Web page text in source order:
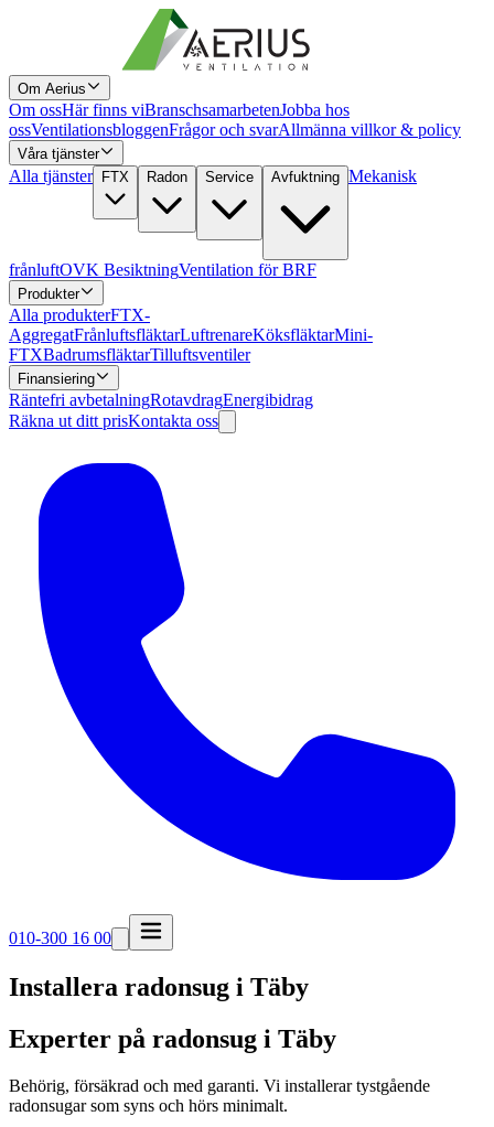
Om Aerius
Om ossHär finns viBranschsamarbetenJobba hos
ossVentilationsbloggenFrågor och svarAllmänna villkor & policy
Våra tjänster
Alla tjänster FTX Radon Service Avfuktning Mekanisk
frånluftOVK BesiktningVentilation för BRF
Produkter
Alla produkterFTX-
AggregatFrånluftsfläktarLuftrenareKöksfläktarMini-
FTXBadrumsfläktarTilluftsventiler
Finansiering
Räntefri avbetalningRotavdragEnergibidrag
Räkna ut ditt prisKontakta oss
010-300 16 00
Installera radonsug i Täby
Experter på radonsug i Täby
Behörig, försäkrad och med garanti. Vi installerar tystgående
radonsugar som syns och hörs minimalt.